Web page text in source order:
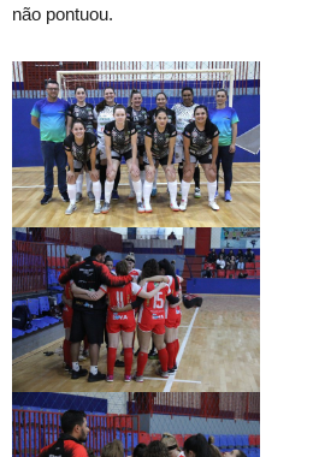
não pontuou.